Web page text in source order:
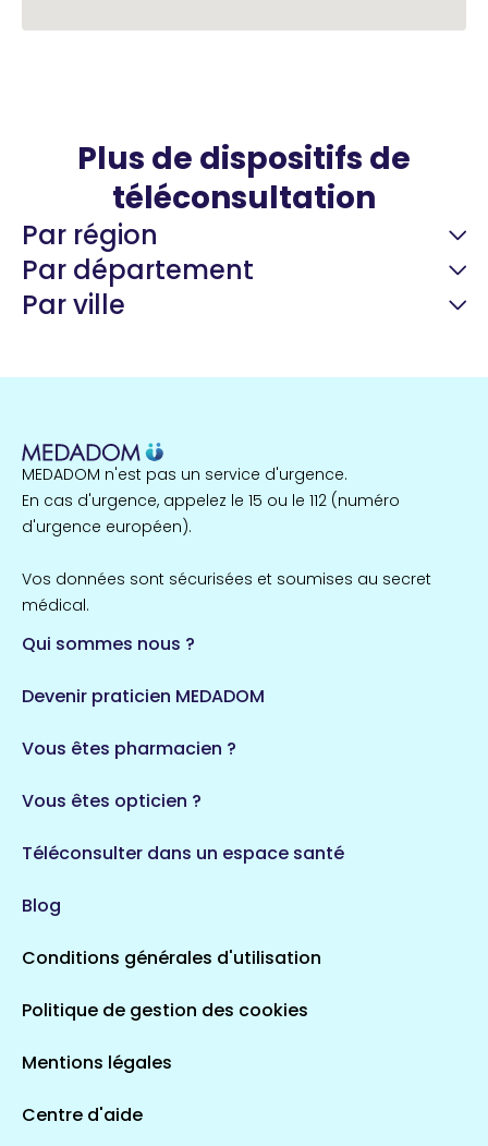
Plus de dispositifs de
téléconsultation
Par région
Île-de-France
857 espaces de santé
124 espaces de santé
Auvergne-Rhône-Alpes
720 espaces de santé
693 espaces de santé
Par département
Côtes-d'Armor
Maine-et-Loire
Loiret
Loir-et-Cher
Par ville
1 espaces de santé
4 espaces de santé
MEDADOM n'est pas un service d'urgence.
En cas d'urgence, appelez le 15 ou le 112 (numéro
d'urgence européen).
Vos données sont sécurisées et soumises au secret
médical.
Qui sommes nous ?
Devenir praticien MEDADOM
Vous êtes pharmacien ?
Vous êtes opticien ?
Téléconsulter dans un espace santé
Blog
Conditions générales d'utilisation
Politique de gestion des cookies
Mentions légales
Centre d'aide